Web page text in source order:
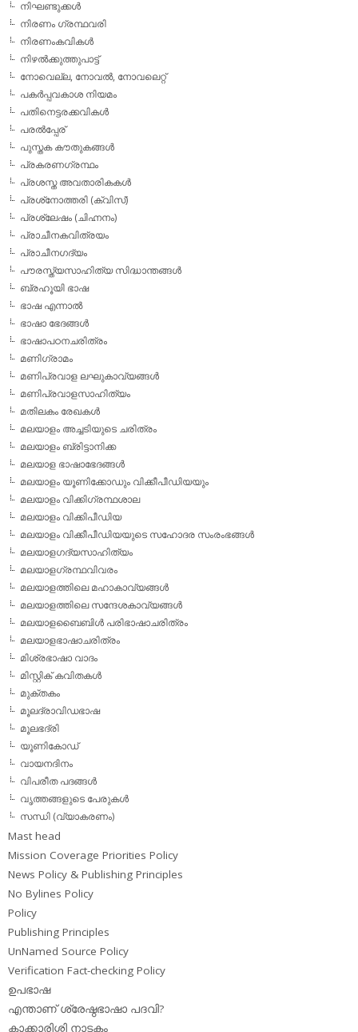
നിഘണ്ടുക്കള്‍
നിരണം ഗ്രന്ഥവരി
നിരണംകവികള്‍
നിഴല്‍ക്കുത്തുപാട്ട്
നോവെല്ല, നോവല്‍, നോവലെറ്റ്
പകര്‍പ്പവകാശ നിയമം
പതിനെട്ടരക്കവികള്‍
പരല്‍പ്പേര്
പുസ്തക കൗതുകങ്ങള്‍
പ്രകരണഗ്രന്ഥം
പ്രശസ്ത അവതാരികകള്‍
പ്രശ്‌നോത്തരി (ക്വിസ്)
പ്രശ്ലേഷം (ചിഹ്നനം)
പ്രാചീനകവിത്രയം
പ്രാചീനഗദ്യം
പൗരസ്ത്യസാഹിത്യ സിദ്ധാന്തങ്ങള്‍
ബ്രഹൂയി ഭാഷ
ഭാഷ എന്നാല്‍
ഭാഷാ ഭേദങ്ങള്‍
ഭാഷാപഠനചരിത്രം
മണിഗ്രാമം
മണിപ്രവാള ലഘുകാവ്യങ്ങള്‍
മണിപ്രവാളസാഹിത്യം
മതിലകം രേഖകള്‍
മലയാളം അച്ചടിയുടെ ചരിത്രം
മലയാളം ബ്രിട്ടാനിക്ക
മലയാള ഭാഷാഭേദങ്ങള്‍
മലയാളം യൂണിക്കോഡും വിക്കീപീഡിയയും
മലയാളം വിക്കിഗ്രന്ഥശാല
മലയാളം വിക്കിപീഡിയ
മലയാളം വിക്കീപീഡിയയുടെ സഹോദര സംരംഭങ്ങള്‍
മലയാളഗദ്യസാഹിത്യം
മലയാളഗ്രന്ഥവിവരം
മലയാളത്തിലെ മഹാകാവ്യങ്ങള്‍
മലയാളത്തിലെ സന്ദേശകാവ്യങ്ങള്‍
മലയാളബൈബിള്‍ പരിഭാഷാചരിത്രം
മലയാളഭാഷാചരിത്രം
മിശ്രഭാഷാ വാദം
മിസ്റ്റിക് കവിതകള്‍
മുക്തകം
മൂലദ്രാവിഡഭാഷ
മൂലഭദ്രി
യൂണികോഡ്
വായനദിനം
വിപരീത പദങ്ങള്‍
വൃത്തങ്ങളുടെ പേരുകള്‍
സന്ധി (വ്യാകരണം)
Mast head
Mission Coverage Priorities Policy
News Policy & Publishing Principles
No Bylines Policy
Policy
Publishing Principles
UnNamed Source Policy
Verification Fact-checking Policy
ഉപഭാഷ
എന്താണ് ശ്രേഷ്ഠഭാഷാ പദവി?
കാക്കാരിശ്ശി നാടകം